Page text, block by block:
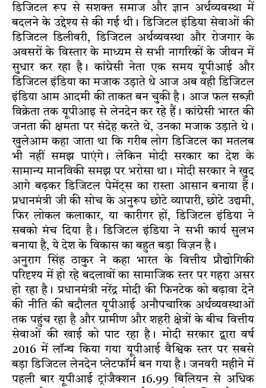
डिजिटल रूप से सशक्त समाज और ज्ञान अर्थव्यवस्था में
बदलने के उद्देश्य से की गई थी। डिजिटल इंडिया सेवाओं की
डिजिटल डिलीवरी, डिजिटल अर्थव्यवस्था और रोजगार के
अवसरों के विस्तार के माध्यम से सभी नागरिकों के जीवन में
सुधार कर रहा है। कांग्रेसी नेता एक समय यूपीआई और
डिजिटल इंडिया का मजाक उड़ाते थे आज अब वही डिजिटल
इंडिया आम आदमी की ताकत बन चुकी है। आज फल सब्ज़ी
विक्रेता तक यूपीआइ से लेनदेन कर रहे हैं। कांग्रेसी भारत की
जनता की क्षमता पर संदेह करते थे, उनका मजाक उड़ाते थे।
खुलेआम कहा जाता था कि गरीब लोग डिजिटल का मतलब
भी नहीं समझ पाएंगे। लेकिन मोदी सरकार का देश के
सामान्य मानविकी समझ पर भरोसा था। मोदी सरकार ने खुद
आगे बढ़कर डिजिटल पेमेंट्स का रास्ता आसान बनाया हैं।
प्रधानमंत्री जी की सोच के अनुरूप छोटे व्यापारी, छोटे उद्यमी,
फिर लोकल कलाकार, या कारीगर हों, डिजिटल इंडिया ने
सबको मंच दिया है। डिजिटल इंडिया ने सभी कार्य सुलभ
बनाया है, ये देश के विकास का बहुत बड़ा विज़न है।
अनुराग सिंह ठाकुर ने कहा भारत के वित्तीय प्रौद्योगिकी
परिदृश्य में हो रहे बदलावों का सामाजिक स्तर पर गहरा असर
हो रहा है। प्रधानमंत्री नरेंद्र मोदी की फिनटेक को बढ़ावा देने
की नीति की बदौलत यूपीआई अनौपचारिक अर्थव्यवस्थाओं
तक पहुंच रहा है और ग्रामीण और शहरी क्षेत्रों के बीच वित्तीय
सेवाओं की खाई को पाट रहा है। मोदी सरकार द्वारा वर्ष
2016 में लॉन्च किया गया यूपीआई वैश्विक स्तर पर सबसे
बड़ा डिजिटल लेनदेन प्लेटफॉर्म बन गया है। जनवरी महीने में
पहली बार यूपीआई ट्रांजैक्शन 16.99 बिलियन से अधिक